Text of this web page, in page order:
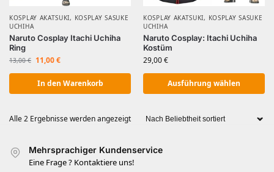
KOSPLAY AKATSUKI, KOSPLAY SASUKE
UCHIHA
Naruto Cosplay Itachi Uchiha
Ring
13,00€ 11,00€
In den Warenkorb
KOSPLAY AKATSUKI, KOSPLAY SASUKE
UCHIHA
Naruto Cosplay: Itachi Uchiha
Kostüm
29,00€
Ausführung wählen
Alle 2 Ergebnisse werden angezeigt
Mehrsprachiger Kundenservice
Eine Frage ? Kontaktiere uns!